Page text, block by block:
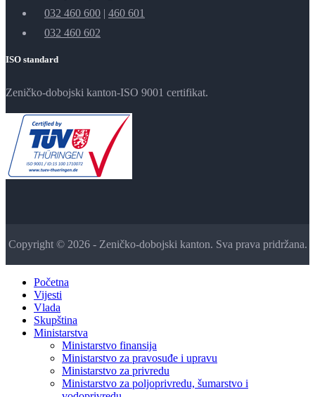
032 460 600 | 460 601
032 460 602
ISO standard
Zeničko-dobojski kanton-ISO 9001 certifikat.
Copyright © 2026 - Zeničko-dobojski kanton. Sva prava pridržana.
Početna
Vijesti
Vlada
Skupština
Ministarstva
Ministarstvo finansija
Ministarstvo za pravosuđe i upravu
Ministarstvo za privredu
Ministarstvo za poljoprivredu, šumarstvo i